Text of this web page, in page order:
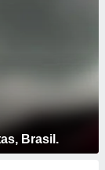
Brasil.